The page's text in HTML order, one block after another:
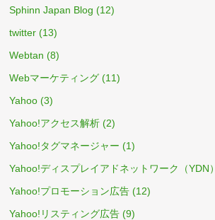
Sphinn Japan Blog (12)
twitter (13)
Webtan (8)
Webマーケティング (11)
Yahoo (3)
Yahoo!アクセス解析 (2)
Yahoo!タグマネージャー (1)
Yahoo!ディスプレイアドネットワーク（YDN）
Yahoo!プロモーション広告 (12)
Yahoo!リスティング広告 (9)